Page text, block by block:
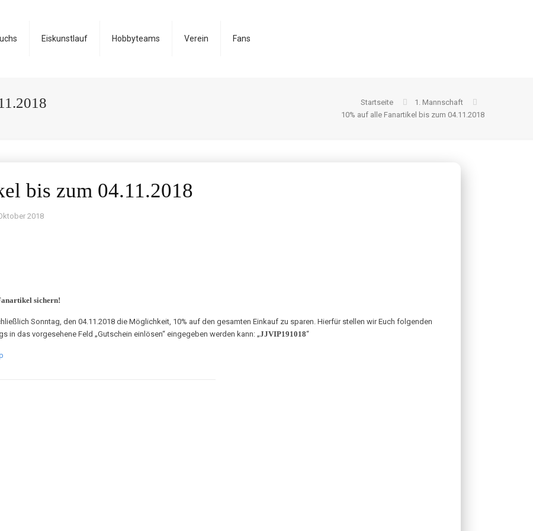
Eiskunstlauf Hobbyteams Verein Fans
Startseite
1. Mannschaft
10% auf alle Fanartikel bis zum 04.11.2018
bis zum 04.11.2018
2018
sichern!
Sonntag, den 04.11.2018 die Möglichkeit, 10% auf den gesamten Einkauf zu sparen. Hierfür stellen wir Euch folgenden
in das vorgesehene Feld „Gutschein einlösen“ eingegeben werden kann: „JJVIP191018“